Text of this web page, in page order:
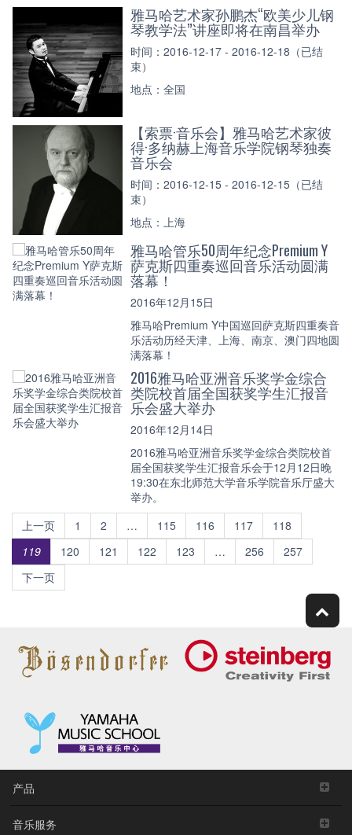
雅马哈艺术家孙鹏杰“欧美少儿钢
琴教学法”讲座即将在南昌举办
时间：2016-12-17 - 2016-12-18（已结
束）
地点：全国
【索票·音乐会】雅马哈艺术家彼
得·多纳赫上海音乐学院钢琴独奏
音乐会
时间：2016-12-15 - 2016-12-15（已结
束）
地点：上海
雅马哈管乐50周年纪念Premium Y
萨克斯四重奏巡回音乐活动圆满
落幕！
2016年12月15日
雅马哈Premium Y中国巡回萨克斯四重奏音
乐活动历经天津、上海、南京、澳门四地圆
满落幕！
2016雅马哈亚洲音乐奖学金综合
类院校首届全国获奖学生汇报音
乐会盛大举办
2016年12月14日
2016雅马哈亚洲音乐奖学金综合类院校首
届全国获奖学生汇报音乐会于12月12日晚
19:30在东北师范大学音乐学院音乐厅盛大
举办。
上一页
1 2 … 115 116 117
118
119
120 121 122 123 … 256
257
下一页
产品
音乐服务